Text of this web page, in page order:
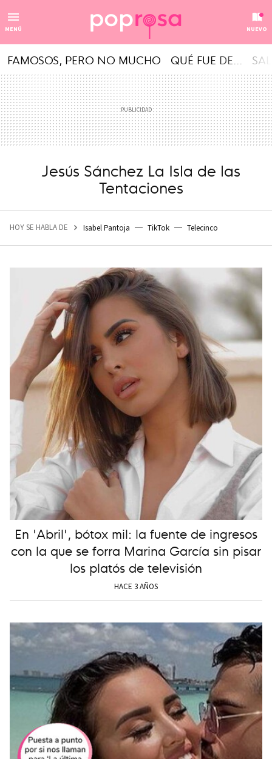
MENÚ NUEVO
FAMOSOS, PERO NO MUCHO QUÉ FUE DE...
Jesús Sánchez La Isla de las
Tentaciones
HOY SE HABLA DE Isabel Pantoja TikTok Telecinco
En 'Abril', bótox mil: la fuente de ingresos
con la que se forra Marina García sin pisar
los platós de televisión
HACE 3 AÑOS